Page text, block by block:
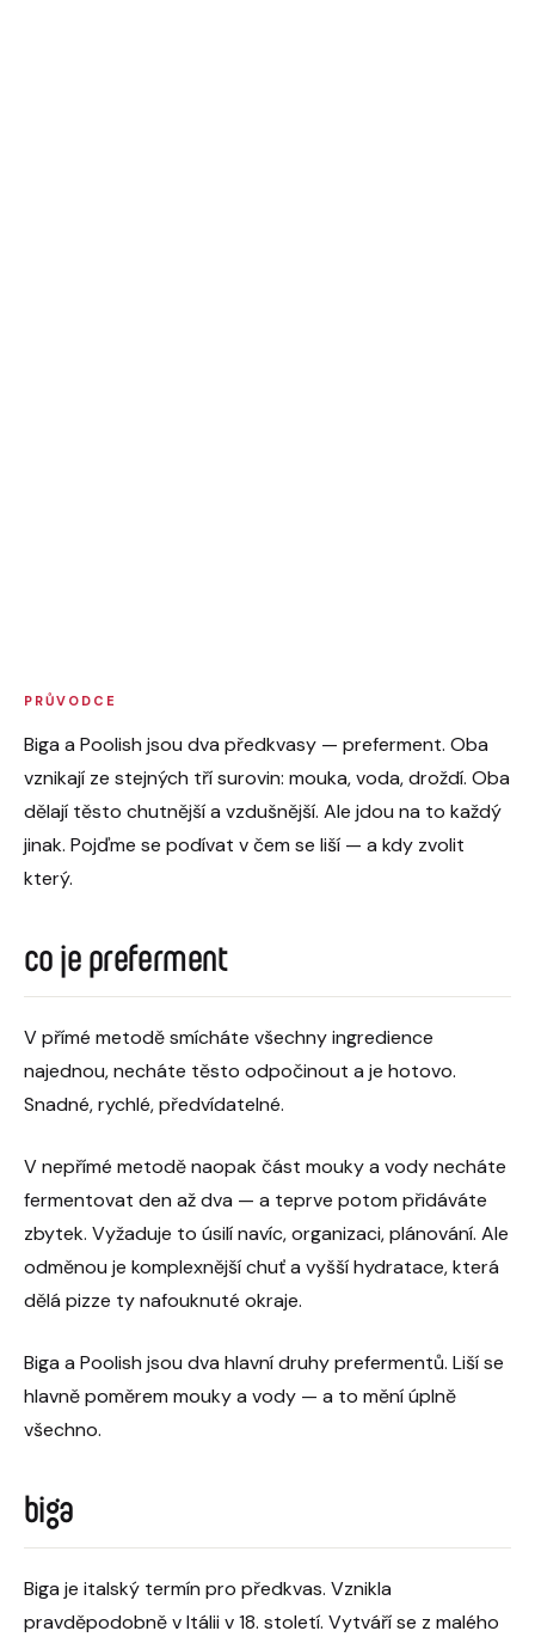
PRŮVODCE
Biga a Poolish jsou dva předkvasy — preferment. Oba
vznikají ze stejných tří surovin: mouka, voda, droždí. Oba
dělají těsto chutnější a vzdušnější. Ale jdou na to každý
jinak. Pojďme se podívat v čem se liší — a kdy zvolit
který.
co je preferment
V přímé metodě smícháte všechny ingredience
najednou, necháte těsto odpočinout a je hotovo.
Snadné, rychlé, předvídatelné.
V nepřímé metodě naopak část mouky a vody necháte
fermentovat den až dva — a teprve potom přidáváte
zbytek. Vyžaduje to úsilí navíc, organizaci, plánování. Ale
odměnou je komplexnější chuť a vyšší hydratace, která
dělá pizze ty nafouknuté okraje.
Biga a Poolish jsou dva hlavní druhy prefermentů. Liší se
hlavně poměrem mouky a vody — a to mění úplně
všechno.
biga
Biga je italský termín pro předkvas. Vznikla
pravděpodobně v Itálii v 18. století. Vytváří se z malého